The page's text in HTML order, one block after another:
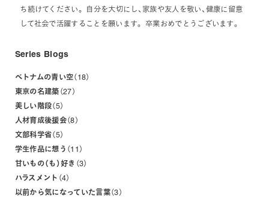
ち続けてください。 自分を大切にし、家族や友人を敬い、健康に留意
して社会で活躍することを願います。 卒業おめでとうございます。
Series Blogs
ベトナムの青い空
18
東京の名建築 27
美しい階段 5
人材育成後援会 8
文部科学省
5
学生作品に想う
11
甘いもの（も）好き
3
ハラスメント
4
以前から気になっていた言葉 3